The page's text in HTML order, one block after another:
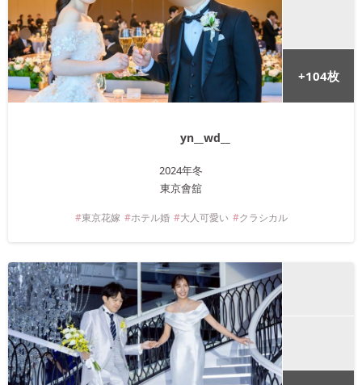
+104枚
yn__wd__
2024年冬
東京會舘
東京花嫁 ホテル婚 大人可愛い クラシカル